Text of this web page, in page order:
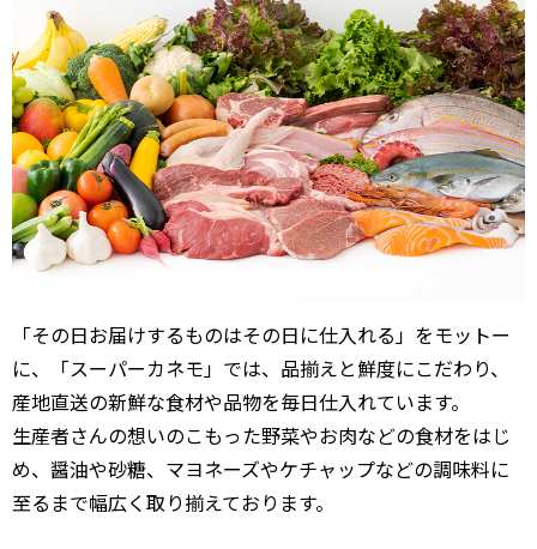
「その日お届けするものはその日に仕入れる」をモットー
に、「スーパーカネモ」では、品揃えと鮮度にこだわり、
産地直送の新鮮な食材や品物を毎日仕入れています。
生産者さんの想いのこもった野菜やお肉などの食材をはじ
め、醤油や砂糖、マヨネーズやケチャップなどの調味料に
至るまで幅広く取り揃えております。